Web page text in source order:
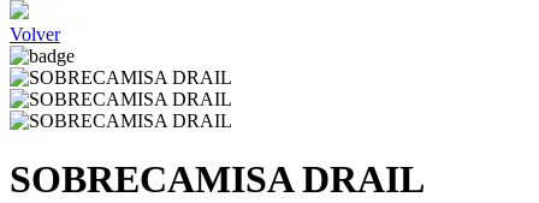
Volver
SOBRECAMISA DRAIL